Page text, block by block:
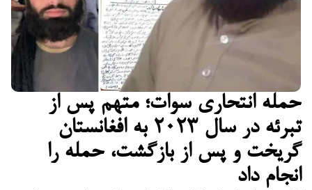
حمله انتحاری سوات؛ متهم پس از
تبرئه در سال ۲۰۲۳ به افغانستان
گریخت و پس از بازگشت، حمله را
انجام داد